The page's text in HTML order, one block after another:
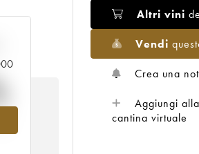
Altri vini
Vendi
Crea una
Aggiungi
cantina virtuale